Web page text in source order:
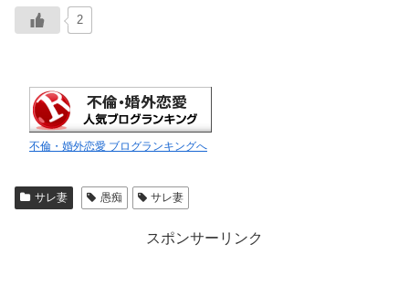
2
不倫・婚外恋愛 ブログランキングへ
サレ妻 愚痴 サレ妻
スポンサーリンク